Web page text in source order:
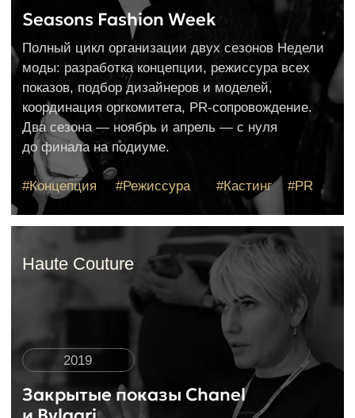
ГОТОВЫ ОБСУДИТЬ
ВАШ ПРОЕКТ?
ЕСЛИ ВЫ ИЩЕТЕ РЕЖИССЁРА ДЛЯ ПОКАЗА,
НЕДЕЛИ МОДЫ ИЛИ FASHION-СОБЫТИЯ —
НАПИШИТЕ МНЕ. РАССКАЖИТЕ О ПРОЕКТЕ,
И Я ОТВЕЧУ В ТЕЧЕНИЕ 24 ЧАСОВ.